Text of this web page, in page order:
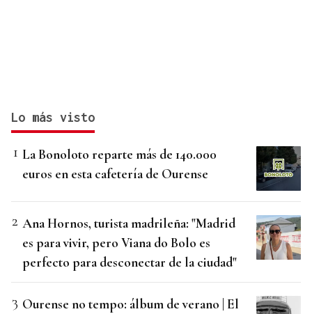
Lo más visto
La Bonoloto reparte más de 140.000
euros en esta cafetería de Ourense
Ana Hornos, turista madrileña: "Madrid
es para vivir, pero Viana do Bolo es
perfecto para desconectar de la ciudad"
Ourense no tempo: álbum de verano | El